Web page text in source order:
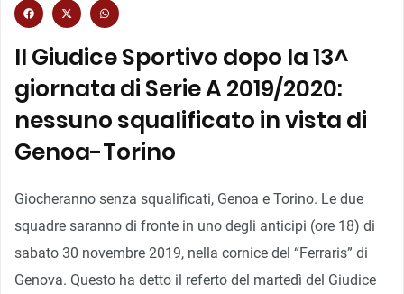
Il Giudice Sportivo dopo la 13^
giornata di Serie A 2019/2020:
nessuno squalificato in vista di
Genoa-Torino
Giocheranno senza squalificati, Genoa e Torino. Le due
squadre saranno di fronte in uno degli anticipi (ore 18) di
sabato 30 novembre 2019, nella cornice del “Ferraris” di
Genova. Questo ha detto il referto del martedì del Giudice